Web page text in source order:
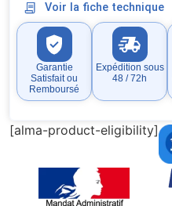
Voir la fiche technique
Garantie
Satisfait ou
Remboursé
Expédition sous
48 / 72h
[alma-product-eligibility]